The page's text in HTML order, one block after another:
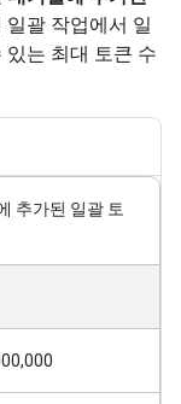
괄 작업에서 일
는 최대 토큰 수
추가된 일괄 토